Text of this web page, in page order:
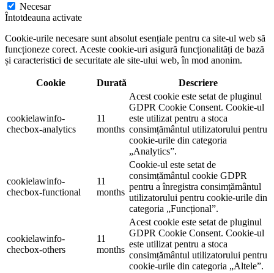
Necesar
Întotdeauna activate
Cookie-urile necesare sunt absolut esențiale pentru ca site-ul web să
funcționeze corect. Aceste cookie-uri asigură funcționalități de bază
și caracteristici de securitate ale site-ului web, în mod anonim.
Cookie Durată Descriere
cookielawinfo-
checbox-analytics
11
months
Acest cookie este setat de pluginul
GDPR Cookie Consent. Cookie-ul
este utilizat pentru a stoca
consimțământul utilizatorului pentru
cookie-urile din categoria
„Analytics”.
cookielawinfo-
checbox-functional
11
months
Cookie-ul este setat de
consimțământul cookie GDPR
pentru a înregistra consimțământul
utilizatorului pentru cookie-urile din
categoria „Funcțional”.
cookielawinfo-
checbox-others
11
months
Acest cookie este setat de pluginul
GDPR Cookie Consent. Cookie-ul
este utilizat pentru a stoca
consimțământul utilizatorului pentru
cookie-urile din categoria „Altele”.